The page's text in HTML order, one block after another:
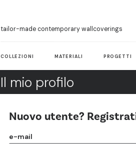
tailor-made contemporary wallcoverings
COLLEZIONI MATERIALI PROGETTI
Il mio profilo
Nuovo utente?
e-mail